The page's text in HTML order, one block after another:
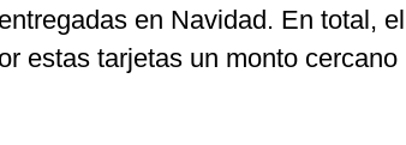
en Navidad. En total, el
estas tarjetas un monto cercano